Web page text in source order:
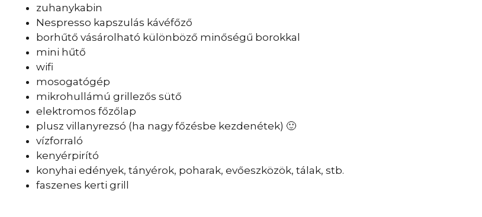
zuhanykabin
Nespresso kapszulás kávéfőző
borhűtő vásárolható különböző minőségű borokkal
mini hűtő
wifi
mosogatógép
mikrohullámú grillezős sütő
elektromos főzőlap
plusz villanyrezsó (ha nagy főzésbe kezdenétek) 🙂
vízforraló
kenyérpirító
konyhai edények, tányérok, poharak, evőeszközök, tálak, stb.
faszenes kerti grill